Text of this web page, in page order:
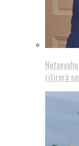
ritirerà